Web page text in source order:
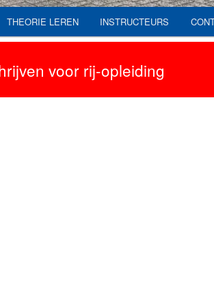
THEORIE LEREN INSTRUCTEURS
voor rij-opleiding